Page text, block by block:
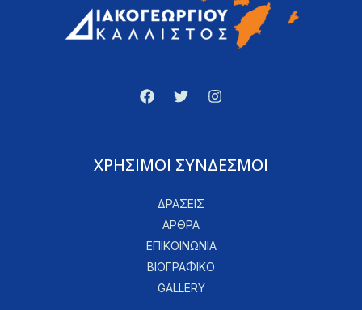
ΧΡΗΣΙΜΟΙ ΣΥΝΔΕΣΜΟΙ
ΔΡΑΣΕΙΣ
ΑΡΘΡΑ
ΕΠΙΚΟΙΝΩΝΙΑ
ΒΙΟΓΡΑΦΙΚΟ
GALLERY